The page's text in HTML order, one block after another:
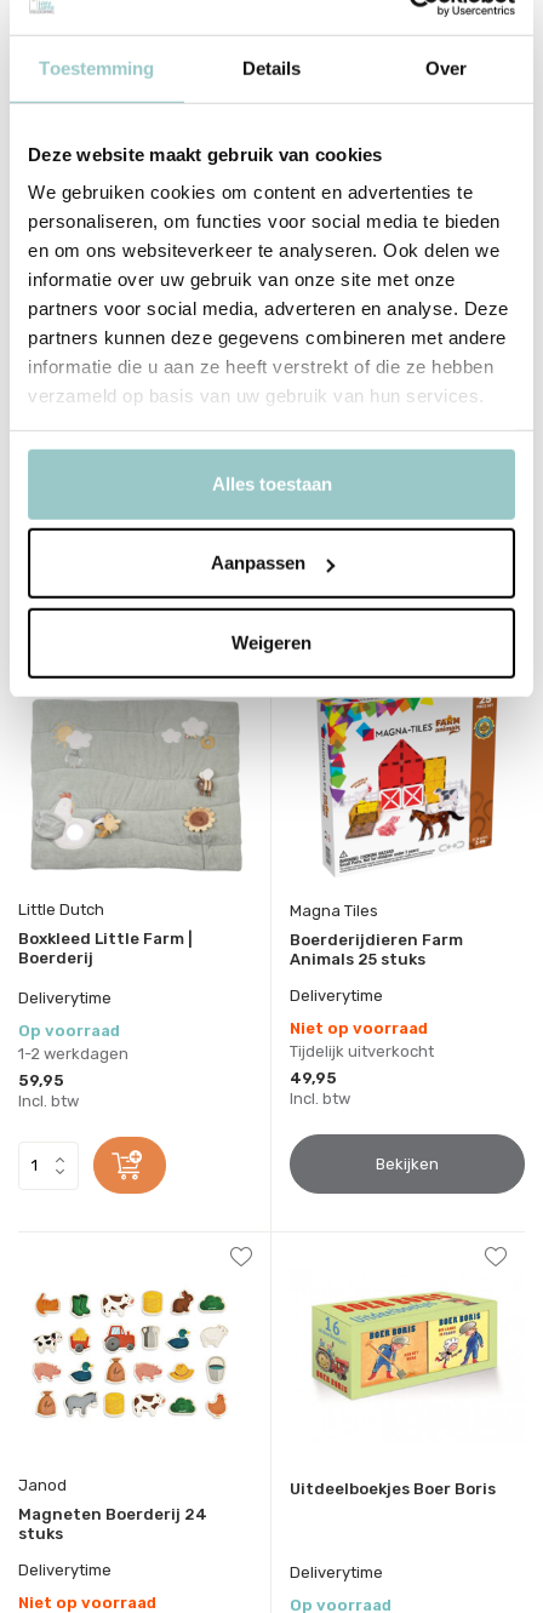
Toestemming Details Over
Deze website maakt gebruik van cookies
We gebruiken cookies om content en advertenties te
personaliseren, om functies voor social media te bieden
en om ons websiteverkeer te analyseren. Ook delen we
informatie over uw gebruik van onze site met onze
partners voor social media, adverteren en analyse. Deze
partners kunnen deze gegevens combineren met andere
informatie die u aan ze heeft verstrekt of die ze hebben
verzameld op basis van uw gebruik van hun services.
Alles toestaan
Aanpassen
Weigeren
Petit Boum
Spy Bottle Boerderij
Niet op voorraad
Incl. btw
Little Dutch
Activiteiten Driehoek | Little
Farm
Op voorraad
1-2 werkdagen
Incl. btw
Little Dutch
Boxkleed Little Farm |
Boerderij
Deliverytime
Op voorraad
1-2 werkdagen
59,95
Incl. btw
Magna Tiles
Boerderijdieren Farm
Animals 25 stuks
Deliverytime
Niet op voorraad
Tijdelijk uitverkocht
49,95
Incl. btw
Bekijken
Janod
Magneten Boerderij 24
stuks
Deliverytime
Niet op voorraad
Uitdeelboekjes Boer Boris
Deliverytime
Op voorraad